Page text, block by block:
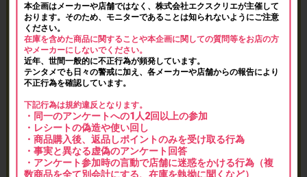
本企画はメーカーや店舗ではなく、株式会社エクスクリエが主催して
おります。そのため、モニターであることは知られないようにご注意
ください。
在庫を含めた商品に関することや本企画に関しての質問等をお店の方
やメーカーにしないでください。
近年、世間一般的に不正行為が頻発しています。
テンタメでも日々の警戒に加え、各メーカーや店舗からの報告により
不正行為を確認しています。
下記行為は規約違反となります。
・同一のアンケートへの1人2回以上の参加
・レシートの偽造や使い回し
・商品購入後、返品しポイントのみを受け取る行為
・事実と異なる虚偽のアンケート回答
・アンケート参加時の言動で店舗に迷惑をかける行為（複
数商品を全て別会計にする、在庫を執拗に聞くなど）